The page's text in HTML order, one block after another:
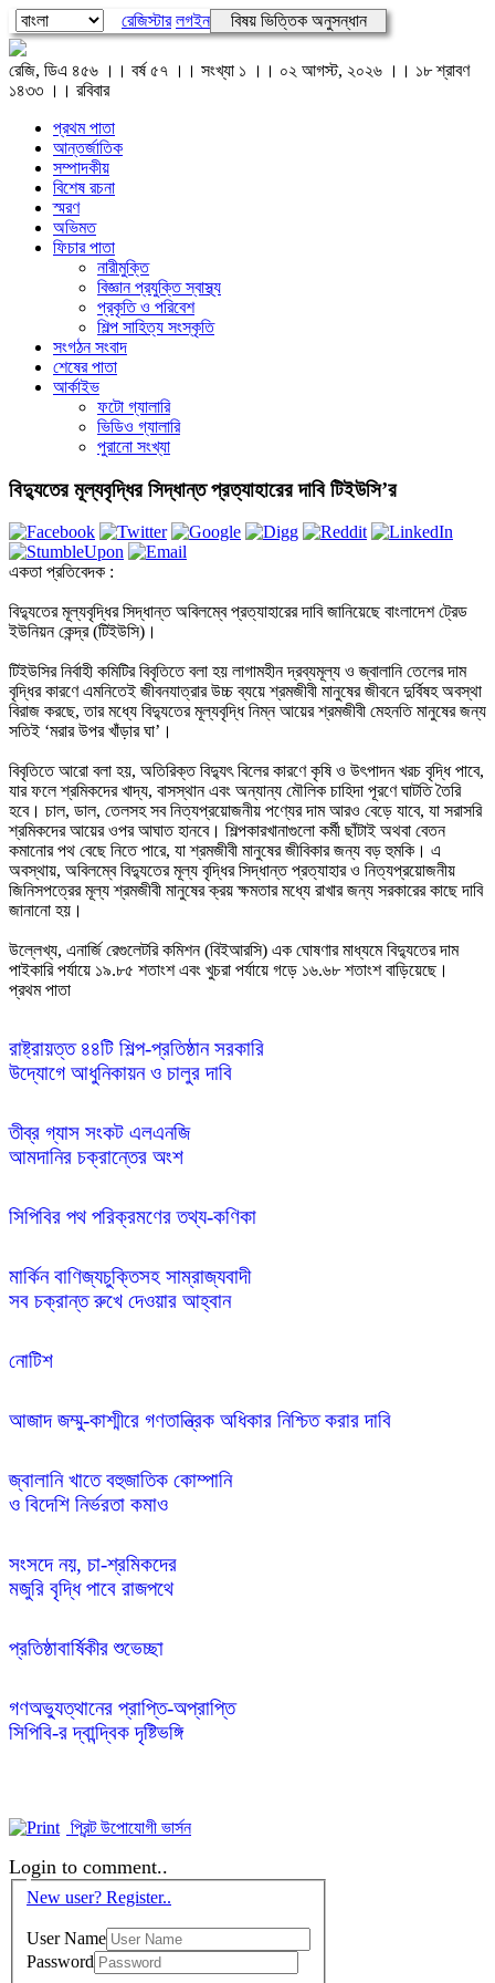
রেজিস্টার লগইন বিষয় ভিত্তিক অনুসন্ধান
রেজি, ডিএ ৪৫৬ ।। বর্ষ ৫৭ ।। সংখ্যা ১ ।। ০২ আগস্ট, ২০২৬ ।। ১৮ শ্রাবণ
১৪৩৩ ।। রবিবার
প্রথম পাতা
আন্তর্জাতিক
সম্পাদকীয়
বিশেষ রচনা
স্মরণ
অভিমত
ফিচার পাতা
নারীমুক্তি
বিজ্ঞান প্রযুক্তি স্বাস্থ্য
প্রকৃতি ও পরিবেশ
শিল্প সাহিত্য সংস্কৃতি
সংগঠন সংবাদ
শেষের পাতা
আর্কাইভ
ফটো গ্যালারি
ভিডিও গ্যালারি
পুরানো সংখ্যা
বিদ্যুতের মূল্যবৃদ্ধির সিদ্ধান্ত প্রত্যাহারের দাবি টিইউসি’র
একতা প্রতিবেদক :
বিদ্যুতের মূল্যবৃদ্ধির সিদ্ধান্ত অবিলম্বে প্রত্যাহারের দাবি জানিয়েছে বাংলাদেশ ট্রেড
ইউনিয়ন কেন্দ্র (টিইউসি)।
টিইউসির নির্বাহী কমিটির বিবৃতিতে বলা হয় লাগামহীন দ্রব্যমূল্য ও জ্বালানি তেলের দাম
বৃদ্ধির কারণে এমনিতেই জীবনযাত্রার উচ্চ ব্যয়ে শ্রমজীবী মানুষের জীবনে দুর্বিষহ অবস্থা
বিরাজ করছে, তার মধ্যে বিদ্যুতের মূল্যবৃদ্ধি নিম্ন আয়ের শ্রমজীবী মেহনতি মানুষের জন্য
সতিই ‘মরার উপর খাঁড়ার ঘা’।
বিবৃতিতে আরো বলা হয়, অতিরিক্ত বিদ্যুৎ বিলের কারণে কৃষি ও উৎপাদন খরচ বৃদ্ধি পাবে,
যার ফলে শ্রমিকদের খাদ্য, বাসস্থান এবং অন্যান্য মৌলিক চাহিদা পূরণে ঘাটতি তৈরি
হবে। চাল, ডাল, তেলসহ সব নিত্যপ্রয়োজনীয় পণ্যের দাম আরও বেড়ে যাবে, যা সরাসরি
শ্রমিকদের আয়ের ওপর আঘাত হানবে। শিল্পকারখানাগুলো কর্মী ছাঁটাই অথবা বেতন
কমানোর পথ বেছে নিতে পারে, যা শ্রমজীবী মানুষের জীবিকার জন্য বড় হুমকি। এ
অবস্থায়, অবিলম্বে বিদ্যুতের মূল্য বৃদ্ধির সিদ্ধান্ত প্রত্যাহার ও নিত্যপ্রয়োজনীয়
জিনিসপত্রের মূল্য শ্রমজীবী মানুষের ক্রয় ক্ষমতার মধ্যে রাখার জন্য সরকারের কাছে দাবি
জানানো হয়।
উল্লেখ্য, এনার্জি রেগুলেটরি কমিশন (বিইআরসি) এক ঘোষণার মাধ্যমে বিদ্যুতের দাম
প্রথম পাতা
রাষ্ট্রায়ত্ত ৪৪টি শিল্প-প্রতিষ্ঠান সরকারি
তীব্র গ্যাস সংকট এলএনজি
সিপিবির পথ পরিক্রমণের তথ্য-কণিকা
মার্কিন বাণিজ্যচুক্তিসহ সাম্রাজ্যবাদী
নোটিশ
আজাদ জম্মু-কাশ্মীরে গণতান্ত্রিক অধিকার নিশ্চিত করার দাবি
জ্বালানি খাতে বহুজাতিক কোম্পানি
সংসদে নয়, চা-শ্রমিকদের
গণঅভ্যুত্থানের প্রাপ্তি-অপ্রাপ্তি
সিপিবি-র দ্বান্দ্বিক দৃষ্টিভঙ্গি
প্রিন্ট উপোযোগী ভার্সন
Login to comment..
New user? Register..
User Name
Password